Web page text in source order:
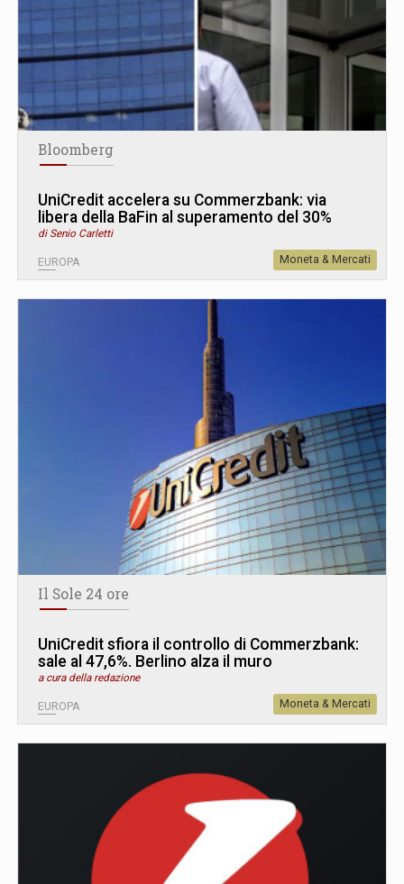
Bloomberg
UniCredit accelera su Commerzbank: via
libera della BaFin al superamento del 30%
di Senio Carletti
EUROPA Moneta & Mercati
Il Sole 24 ore
UniCredit sfiora il controllo di Commerzbank:
sale al 47,6%. Berlino alza il muro
a cura della redazione
EUROPA Moneta & Mercati